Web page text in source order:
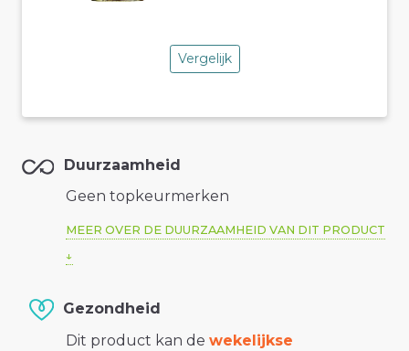
Vergelijk
Duurzaamheid
Geen topkeurmerken
MEER OVER DE DUURZAAMHEID VAN DIT PRODUCT
Gezondheid
Dit product kan de wekelijkse